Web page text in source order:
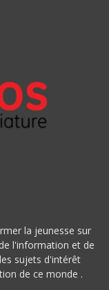
la jeunesse sur
l'information et de
sujets d'intérêt
de ce monde .